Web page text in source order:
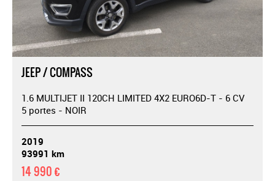
JEEP / COMPASS
1.6 MULTIJET II 120CH LIMITED 4X2 EURO6D-T - 6 CV
5 portes - NOIR
2019
93991 km
14 990 €